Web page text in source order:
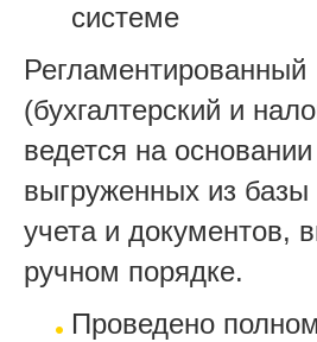
системе
Регламентированный
(бухгалтерский и
ведется на
выгруженных из базы
учета и документов,
ручном порядке.
Проведено